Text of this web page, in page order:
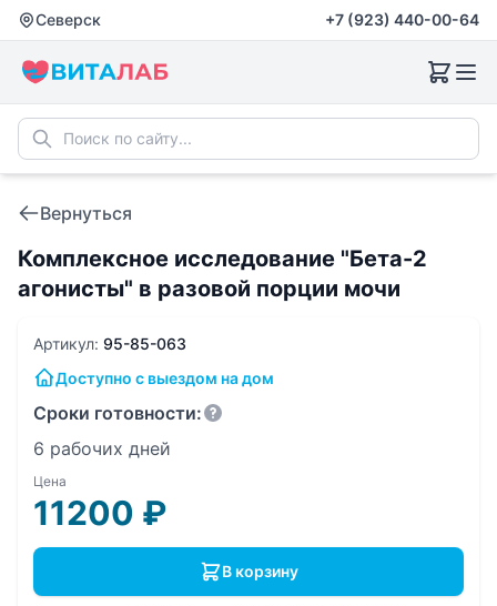
Северск +7 (923) 440-00-64
Вернуться
Комплексное исследование "Бета-2
агонисты" в разовой порции мочи
Артикул: 95-85-063
Доступно с выездом на дом
Сроки готовности:
6 рабочих дней
Цена
11200 ₽
В корзину